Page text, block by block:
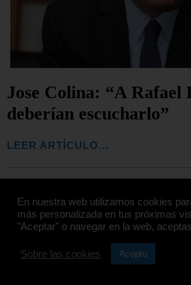
Jose Colina: “A Rafael
deberían escucharlo”
LEER ARTÍCULO...
En nuestra web utilizamos cookies
más personalizada en tus próximas
"Aceptar" o navegar en la web,
Sobre las cookies Acepto